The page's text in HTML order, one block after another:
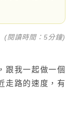
台化
(閱讀時間：5分鐘)
跟我一起做一個
走路的速度，有